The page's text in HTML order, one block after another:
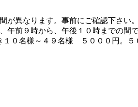
が異なります。事前にご確認下さい。
前９時から、午後１０時までの間
０名様～４９名様 ５０００円。